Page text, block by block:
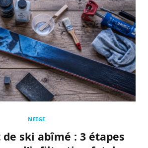
NEIGE
de ski abîmé : 3 étapes